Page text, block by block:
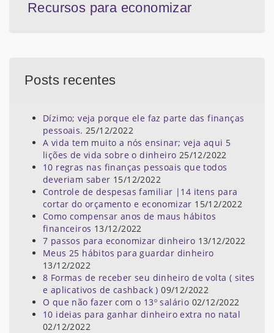
Recursos para economizar
Posts recentes
Dízimo; veja porque ele faz parte das finanças
pessoais. 25/12/2022
A vida tem muito a nós ensinar; veja aqui 5
lições de vida sobre o dinheiro 25/12/2022
10 regras nas finanças pessoais que todos
deveriam saber 15/12/2022
Controle de despesas familiar |14 itens para
cortar do orçamento e economizar 15/12/2022
Como compensar anos de maus hábitos
financeiros 13/12/2022
7 passos para economizar dinheiro 13/12/2022
Meus 25 hábitos para guardar dinheiro
13/12/2022
8 Formas de receber seu dinheiro de volta ( sites
e aplicativos de cashback ) 09/12/2022
O que não fazer com o 13º salário 02/12/2022
10 ideias para ganhar dinheiro extra no natal
02/12/2022